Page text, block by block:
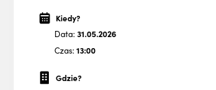
Kiedy?
Data:31.05.2026
Czas:13:00
Gdzie?